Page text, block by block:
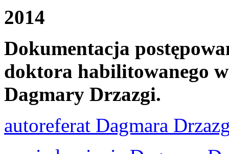
2014
Dokumentacja
doktora habilitowanego
Dagmary Drzazgi.
autoreferat Dagmara